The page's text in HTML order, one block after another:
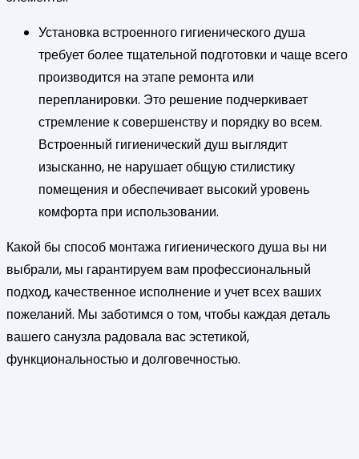
Установка встроенного гигиенического душа
требует более тщательной подготовки и чаще всего
производится на этапе ремонта или
перепланировки. Это решение подчеркивает
стремление к совершенству и порядку во всем.
Встроенный гигиенический душ выглядит
изысканно, не нарушает общую стилистику
помещения и обеспечивает высокий уровень
комфорта при использовании.
Какой бы способ монтажа гигиенического душа вы ни
выбрали, мы гарантируем вам профессиональный
подход, качественное исполнение и учет всех ваших
пожеланий. Мы заботимся о том, чтобы каждая деталь
вашего санузла радовала вас эстетикой,
функциональностью и долговечностью.